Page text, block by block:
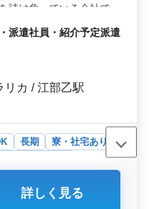
請け負っている会社で
ることこそが会社の繁
社員の働きやすい環境
に、建築施工管理業務
理・安全管理 ・施工の
作業員の手配 ・クライ
経験者 ・建築施工管理
普通自動車免許保持者
派遣社員・紹介予定派遣
リカ / 江部乙駅
長期
寮・社宅あり
詳しく見る